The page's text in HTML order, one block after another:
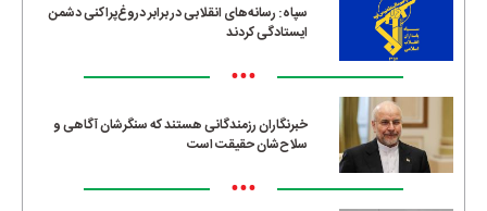
سپاه: رسانه‌های انقلابی در برابر دروغ‌پراکنی دشمن
ایستادگی کردند
•••
خبرنگاران رزمندگانی هستند که سنگرشان آگاهی و
سلاح‌شان حقیقت است
•••